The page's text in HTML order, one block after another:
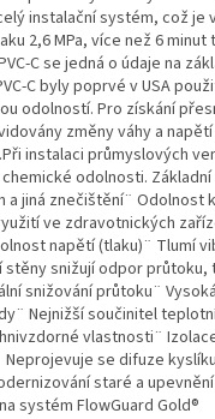
instalační systém, což
2,6 MPa, více než 6
C se jedná o údaje na
C byly poprvé v USA
odolností. Pro získání
změny váhy a
instalaci průmyslových
odolnosti. Základní
a jiná znečištění¨
ve zdravotnických
napětí (tlaku)¨ Tlumí
snižují odpor
snižování průtoku¨
Nejnižší součinitel
vlastnosti¨
se difuze
staré a
systém FlowGuard Gold®